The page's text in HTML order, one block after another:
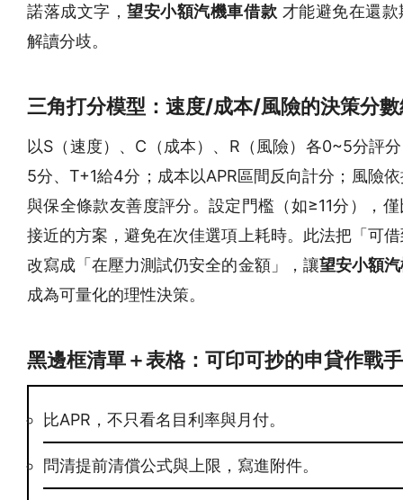
諾落成文字，望安小額汽機車借款 才能避免在還
解讀分歧。
三角打分模型：速度/成本/風險的決策分
以S（速度）、C（成本）、R（風險）各0~5分評
5分、T+1給4分；成本以APR區間反向計分；風險
與保全條款友善度評分。設定門檻（如≥11分），
接近的方案，避免在次佳選項上耗時。此法把「可
改寫成「在壓力測試仍安全的金額」，讓望安小額
成為可量化的理性決策。
黑邊框清單＋表格：可印可抄的申貸作戰
比APR，不只看名目利率與月付。
問清提前清償公式與上限，寫進附件。